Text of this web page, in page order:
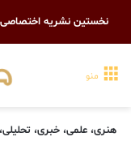
نخستین نشریه اختصاصی
منو
هنری، علمی، خبری،